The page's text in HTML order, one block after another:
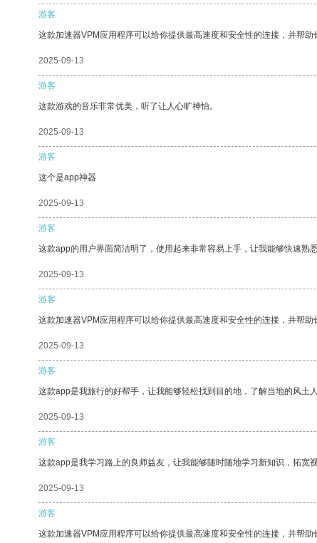
游客
这款加速器VPM应用程序可以给你提供最高速度和安全性的连接，并帮助
2025-09-13
游客
这款游戏的音乐非常优美，听了让人心旷神怡。
2025-09-13
游客
这个是app神器
2025-09-13
游客
这款app的用户界面简洁明了，使用起来非常容易上手，让我能够快速熟
2025-09-13
游客
这款加速器VPM应用程序可以给你提供最高速度和安全性的连接，并帮助
2025-09-13
游客
这款app是我旅行的好帮手，让我能够轻松找到目的地，了解当地的风土人
2025-09-13
游客
这款app是我学习路上的良师益友，让我能够随时随地学习新知识，拓宽视
2025-09-13
游客
这款加速器VPM应用程序可以给你提供最高速度和安全性的连接，并帮助